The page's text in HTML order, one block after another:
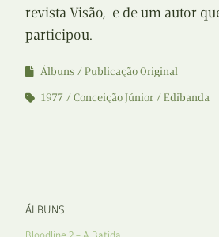
revista Visão, e de um autor
participou.
Álbuns
Publicação Original
1977
Conceição Júnior Edibanda
ÁLBUNS